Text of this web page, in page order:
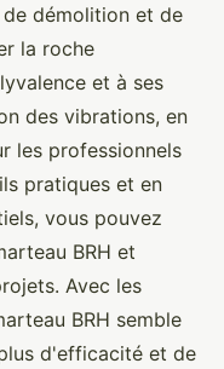
démolition et de
la roche
et à ses
des vibrations, en
les professionnels
pratiques et en
vous pouvez
BRH et
Avec les
BRH semble
d'efficacité et de